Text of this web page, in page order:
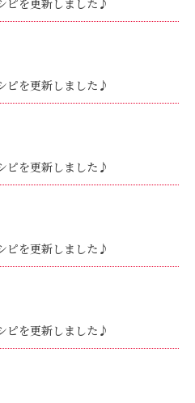
ピを更新しました♪
ピを更新しました♪
ピを更新しました♪
ピを更新しました♪
ピを更新しました♪